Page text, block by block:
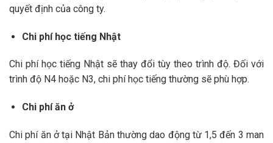
quyết định của công ty.
Chi phí học tiếng Nhật
Chi phí học tiếng Nhật sẽ thay đổi tùy theo trình độ. Đối với
trình độ N4 hoặc N3, chi phí học tiếng thường sẽ phù hợp.
Chi phí ăn ở
Chi phí ăn ở tại Nhật Bản thường dao động từ 1,5 đến 3 man